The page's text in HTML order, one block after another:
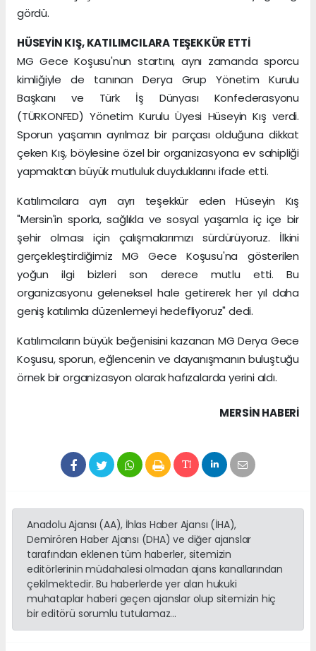
gördü.
HÜSEYİN KIŞ, KATILIMCILARA TEŞEKKÜR ETTİ
MG Gece Koşusu'nun startını, aynı zamanda sporcu
kimliğiyle de tanınan Derya Grup Yönetim Kurulu
Başkanı ve Türk İş Dünyası Konfederasyonu
(TÜRKONFED) Yönetim Kurulu Üyesi Hüseyin Kış verdi.
Sporun yaşamın ayrılmaz bir parçası olduğuna dikkat
çeken Kış, böylesine özel bir organizasyona ev sahipliği
yapmaktan büyük mutluluk duyduklarını ifade etti.
Katılımcılara ayrı ayrı teşekkür eden Hüseyin Kış
"Mersin'in sporla, sağlıkla ve sosyal yaşamla iç içe bir
şehir olması için çalışmalarımızı sürdürüyoruz. İlkini
gerçekleştirdiğimiz MG Gece Koşusu'na gösterilen
yoğun ilgi bizleri son derece mutlu etti. Bu
organizasyonu geleneksel hale getirerek her yıl daha
geniş katılımla düzenlemeyi hedefliyoruz" dedi.
Katılımcıların büyük beğenisini kazanan MG Derya Gece
Koşusu, sporun, eğlencenin ve dayanışmanın buluştuğu
örnek bir organizasyon olarak hafızalarda yerini aldı.
MERSIN HABERİ
Anadolu Ajansı (AA), İhlas Haber Ajansı (İHA),
Demirören Haber Ajansı (DHA) ve diğer ajanslar
tarafından eklenen tüm haberler, sitemizin
editörlerinin müdahalesi olmadan ajans kanallarından
çekilmektedir. Bu haberlerde yer alan hukuki
muhataplar haberi geçen ajanslar olup sitemizin hiç
bir editörü sorumlu tutulamaz...